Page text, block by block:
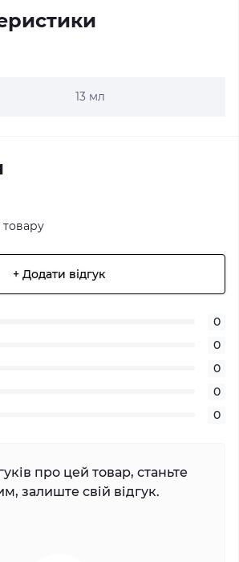
13 мл
+ Додати відгук
0
0
0
0
0
про цей товар, станьте
залиште свій відгук.